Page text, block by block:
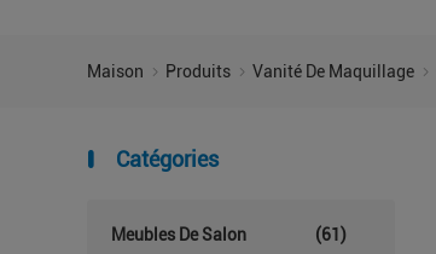
Maison Produits Vanité De Maquillage
Catégories
Meubles De Salon (61)